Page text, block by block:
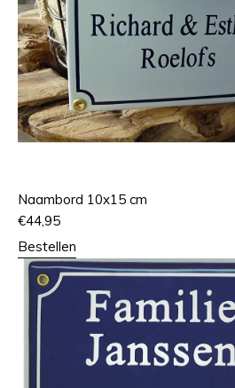
Naambord 10x15 cm
€44,95
Bestellen